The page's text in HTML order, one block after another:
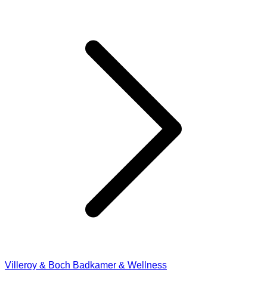
Villeroy & Boch Badkamer & Wellness